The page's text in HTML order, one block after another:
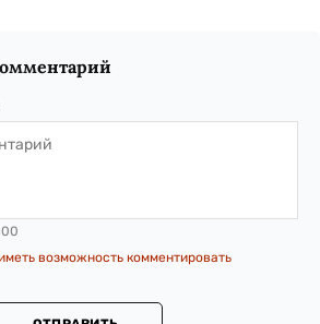
возможность комментировать